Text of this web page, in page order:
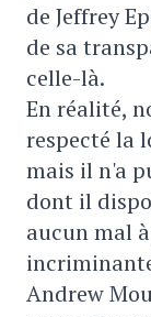
de Jeffrey
de sa
celle-là.
En réalité,
respecté la
mais il n'a
dont il
aucun mal
Andrew